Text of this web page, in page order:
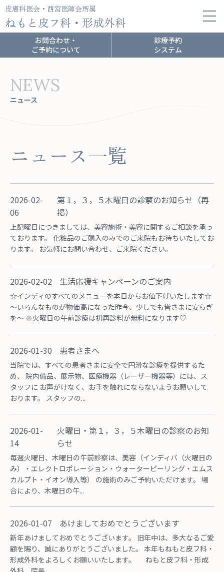
皮膚科医会・西宮医師会所属
ねもと皮フ科・形成外科
お問合わせ・
ご予約について
診療予約
システム
NEWS
ニュース
ニュース一覧
2026-02-
06
第１，３，５木曜日の診察のお知らせ（再
掲）
上記曜日につきましては、美容施術・美容に関するご相談を承っ
ております。 化粧品のご購入のみでのご来院もお待ちいたしてお
ります。 お気軽にお問い合わせ、ご来院ください。
2026-02-02 生活応援キャンペーンのご案内
☆インディのすべてのメニューを本日からお値下げいたします☆
～いろんなものが物価高になった昨今、少しでも皆さまに安らぎ
を～ ※火曜日の午前診療は初再診料が無料になります♡
2026-01-30 患者さまへ
当院では、すべての患者さまに安全で円滑な診療を提供するた
め、 院内備品、展示物、医療機器（レーザー機器等）には、ス
タッフに お声がけなく、お手を触れにならないようお願いして
おります。 スタッフの...
2026-01-
14
火曜日・第１，３，５木曜日の診察のお知
らせ
毎週火曜日、木曜日の午前診察は、美容（インディバ（火曜日の
み）・エレクトロポレーション・ウォーターピーリング・エムス
カルプト・イオン導入等） の施術のみご予約いただけます。 場
合により、木曜日の午...
2026-01-07 あけましておめでとうございます
新年あけましておめでとうございます。 旧年中は、多大なるご愛
顧を賜り、誠にありがとうございました。 本年もねもと皮フ科・
形成外科をよろしくお願いいたします。 ねもと皮フ科・形成